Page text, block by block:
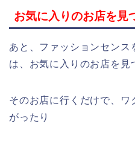
お気に入りのお店を見
あと、ファッションセンス
は、お気に入りのお店を見
そのお店に行くだけで、ワ
がったり